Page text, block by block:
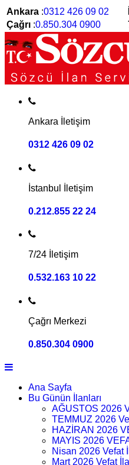
Ankara :0312 426 09 02
Çağrı :0.850.304 0900
Ankara İletişim
0312 426 09 02
İstanbul İletişim
0.212.855 22 24
7/24 İletişim
0.532.163 10 22
Çağrı Merkezi
0.850.304 0900
Ana Sayfa
Bu Günün İlanları
AĞUSTOS 2026
TEMMUZ 2026
HAZİRAN 2026
MAYIS 2026
Nisan 2026 Vefat
Mart 2026 Vefat